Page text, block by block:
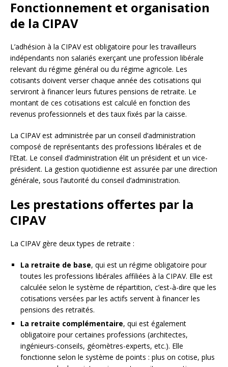
Fonctionnement et organisation
de la CIPAV
L’adhésion à la CIPAV est obligatoire pour les travailleurs
indépendants non salariés exerçant une profession libérale
relevant du régime général ou du régime agricole. Les
cotisants doivent verser chaque année des cotisations qui
serviront à financer leurs futures pensions de retraite. Le
montant de ces cotisations est calculé en fonction des
revenus professionnels et des taux fixés par la caisse.
La CIPAV est administrée par un conseil d’administration
composé de représentants des professions libérales et de
l’Etat. Le conseil d’administration élit un président et un vice-
président. La gestion quotidienne est assurée par une direction
générale, sous l’autorité du conseil d’administration.
Les prestations offertes par la
CIPAV
La CIPAV gère deux types de retraite :
La retraite de base, qui est un régime obligatoire pour
toutes les professions libérales affiliées à la CIPAV. Elle est
calculée selon le système de répartition, c’est-à-dire que les
cotisations versées par les actifs servent à financer les
pensions des retraités.
La retraite complémentaire, qui est également
obligatoire pour certaines professions (architectes,
ingénieurs-conseils, géomètres-experts, etc.). Elle
fonctionne selon le système de points : plus on cotise, plus